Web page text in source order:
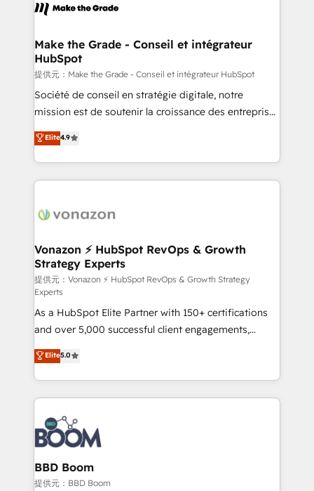
de la productivité des équipes Notre équipe de 30
avec un engagement total, alignant processus
métiers et technologie, et guidant vos équipes à
travers le changement, tout en centrant vos objectifs
d’entreprise. Grâce à une méthodologie éprouvée
auprès de plus de 400 clients, nous comprenons
HubSpot dans votre organisation. Pour toute
question technique ou besoin de structuration de
Make the Grade - Conseil et intégrateur
HubSpot
提供元：Make the Grade - Conseil et intégrateur HubSpot
Société de conseil en stratégie digitale, notre
mission est de soutenir la croissance des entreprises
B2B à travers l’acquisition de nouveaux clients,
l'intégration CRM et le développement des revenus
auprès de vos comptes existants. En France et à
l'international, nous travaillons avec des ETI
delà d’une simple transformation digitale et des
➤ L’intégration de CRM et de méthodologie RevOps
pour aligner les équipes marketing, commerciales et
support client (data migration, synchronisation API,
audit et maintenance) ➤ La création de sites internet
de conversion qui transforment les visiteurs en
opportunités d'affaires ➤ La mise en place de
stratégies d'acquisition marketing (SEO, SEA,
inbound, automatisation marketing, ABM, IA,
emailing) Informations clés : - 10 ans d'expérience -
100+ intégrations CRM HubSpot réussies - 40
experts conseil - 150 certifications HubSpot
cumulées
Elite4.9
Vonazon ⚡ HubSpot RevOps & Growth
Strategy Experts
提供元：Vonazon ⚡ HubSpot RevOps & Growth Strategy
Experts
As a HubSpot Elite Partner with 150+ certifications
and over 5,000 successful client engagements,
Vonazon turns marketing complexity into
measurable, scalable growth. From onboarding to
enterprise-grade campaigns, our in-house team
builds scalable strategies that drive long-term
revenue. ⚙️ HubSpot Integration & Optimization •
Seamless CRM, CMS, and automation setup •
Complex platform migrations and data cleanups •
Custom APIs and third-party integrations 📈 End-to-
End Revenue Acceleration • Lifecycle marketing and
Elite5.0
BBD Boom
提供元：BBD Boom